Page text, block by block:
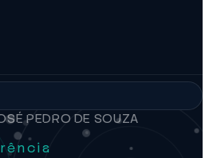
PEDRO DE SOUZA